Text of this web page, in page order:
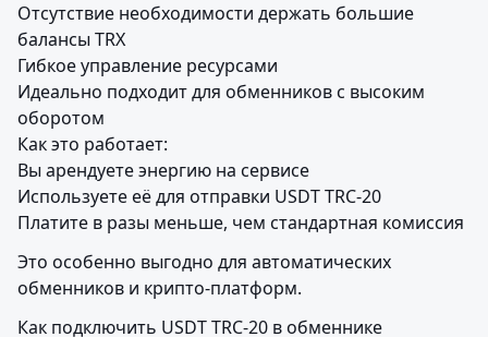
Отсутствие необходимости держать большие
балансы TRX
Гибкое управление ресурсами
Идеально подходит для обменников с высоким
оборотом
Как это работает:
Вы арендуете энергию на сервисе
Используете её для отправки USDT TRC-20
Платите в разы меньше, чем стандартная комиссия
Это особенно выгодно для автоматических
обменников и крипто-платформ.
Как подключить USDT TRC-20 в обменнике